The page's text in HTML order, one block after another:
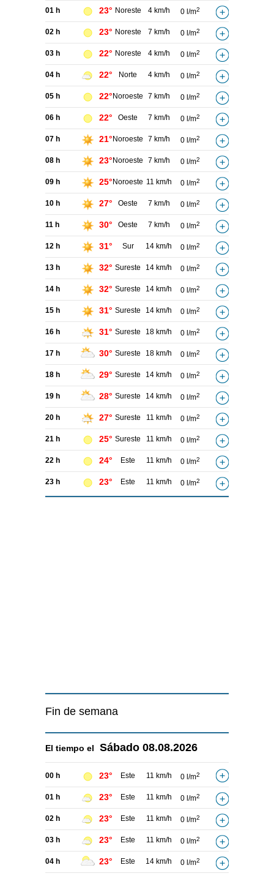
01 h 23° Noreste 4 km/h 0 l/m2
02 h 23° Noreste 7 km/h 0 l/m2
03 h 22° Noreste 4 km/h 0 l/m2
04 h 22° Norte 4 km/h 0 l/m2
05 h 22° Noroeste 7 km/h 0 l/m2
06 h 22° Oeste 7 km/h 0 l/m2
07 h 21° Noroeste 7 km/h 0 l/m2
08 h 23° Noroeste 7 km/h 0 l/m2
09 h 25° Noroeste 11 km/h 0 l/m2
10 h 27° Oeste 7 km/h 0 l/m2
11 h 30° Oeste 7 km/h 0 l/m2
12 h 31° Sur 14 km/h 0 l/m2
13 h 32° Sureste 14 km/h 0 l/m2
14 h 32° Sureste 14 km/h 0 l/m2
15 h 31° Sureste 14 km/h 0 l/m2
16 h 31° Sureste 18 km/h 0 l/m2
17 h 30° Sureste 18 km/h 0 l/m2
18 h 29° Sureste 14 km/h 0 l/m2
19 h 28° Sureste 14 km/h 0 l/m2
20 h 27° Sureste 11 km/h 0 l/m2
21 h 25° Sureste 11 km/h 0 l/m2
22 h 24° Este 11 km/h 0 l/m2
23 h 23° Este 11 km/h 0 l/m2
Fin de semana
El tiempo el Sábado 08.08.2026
00 h 23° Este 11 km/h 0 l/m2
01 h 23° Este 11 km/h 0 l/m2
02 h 23° Este 11 km/h 0 l/m2
03 h 23° Este 11 km/h 0 l/m2
04 h 23° Este 14 km/h 0 l/m2